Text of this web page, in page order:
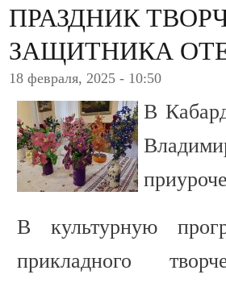
ПРАЗДНИК
ЗАЩИТНИКА
18 февраля, 2025 - 10:50
В
В культурную
прикладного